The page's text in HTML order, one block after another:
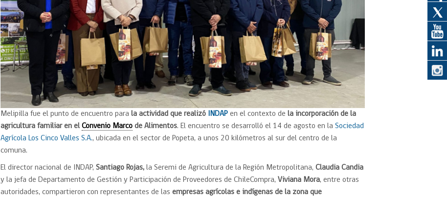
API de Mercado Público
Ciberseguridad
Emergencias
Gestión de Contratos
Compras públicas con
perspectiva de género
Melipilla fue el punto de encuentro parala actividad que realizó INDAPen el contexto dela incorporación de la
agricultura familiar en elConvenio Marco de Alimentos. El encuentro se desarrolló el 14 de agosto en laSociedad
Agrícola Los Cinco Valles S.A., ubicada en el sector de Popeta, a unos 20 kilómetros al sur del centro de la
comuna.
El director nacional de INDAP, Santiago Rojas,la Seremi de Agricultura de la Región Metropolitana,Claudia Candia
y la jefa de Departamento de Gestión y Participación de Proveedores de ChileCompra,Viviana Mora, entre otras
autoridades, compartieron con representantes de lasempresas agrícolas e indígenas de la zona que